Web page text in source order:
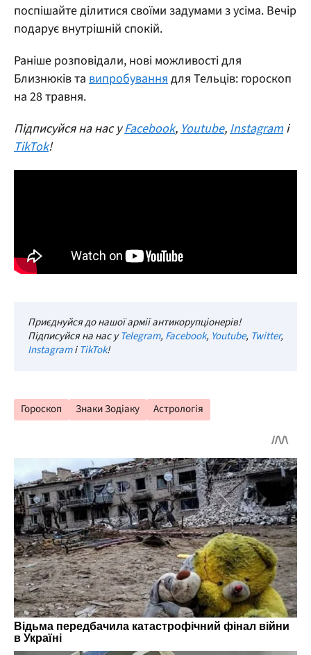
поспішайте ділитися своїми задумами з усіма. Вечір
подарує внутрішній спокій.
Раніше розповідали, нові можливості для
Близнюків та випробуваннядля Тельців: гороскоп
на 28 травня.
Підписуйся на нас уFacebook,Youtube,Instagram і
TikTok!
Приєднуйся до нашої армії антикорупціонерів!
Підписуйся на нас уTelegram, Facebook, Youtube, Twitter,
InstagramіTikTok!
Гороскоп Знаки Зодіаку Астрологія